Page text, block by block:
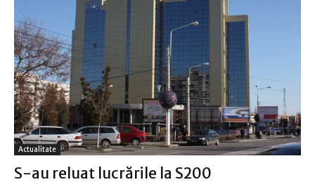
Actualitate
S-au reluat lucrările la S200